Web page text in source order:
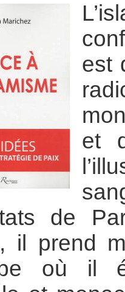
est
et
de
il prend
où il